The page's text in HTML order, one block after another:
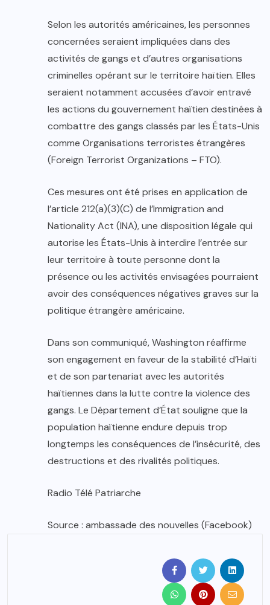
Selon les autorités américaines, les personnes
concernées seraient impliquées dans des
activités de gangs et d’autres organisations
criminelles opérant sur le territoire haïtien. Elles
seraient notamment accusées d’avoir entravé
les actions du gouvernement haïtien destinées à
combattre des gangs classés par les États-Unis
comme Organisations terroristes étrangères
(Foreign Terrorist Organizations – FTO).
Ces mesures ont été prises en application de
l’article 212(a)(3)(C) de l’Immigration and
Nationality Act (INA), une disposition légale qui
autorise les États-Unis à interdire l’entrée sur
leur territoire à toute personne dont la
présence ou les activités envisagées pourraient
avoir des conséquences négatives graves sur la
politique étrangère américaine.
Dans son communiqué, Washington réaffirme
son engagement en faveur de la stabilité d’Haïti
et de son partenariat avec les autorités
haïtiennes dans la lutte contre la violence des
gangs. Le Département d’État souligne que la
population haïtienne endure depuis trop
longtemps les conséquences de l’insécurité, des
destructions et des rivalités politiques.
Radio Télé Patriarche
Source : ambassade des nouvelles (Facebook)